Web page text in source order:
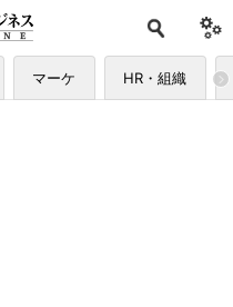
マーケ HR・組織